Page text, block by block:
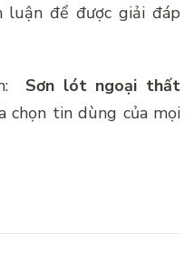
luận để được giải đáp
Sơn lót ngoại thất
chọn tin dùng của mọi